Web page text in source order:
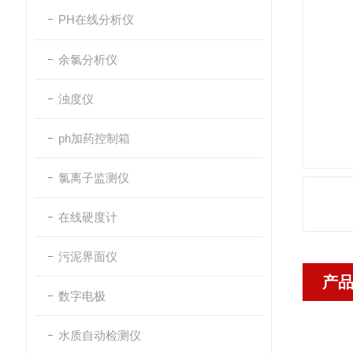
PH在线分析仪
余氯分析仪
浊度仪
ph加药控制箱
氯离子监测仪
在线硬度计
污泥界面仪
数字电极
水质自动检测仪
产